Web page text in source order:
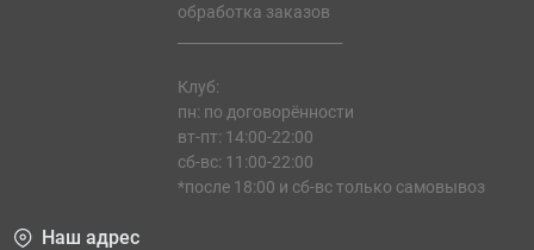
обработка заказов
Клуб:
пн: по договорённости
вт-пт: 14:00-22:00
сб-вс: 11:00-22:00
*после 18:00 и сб-вс только самовывоз
Наш адрес